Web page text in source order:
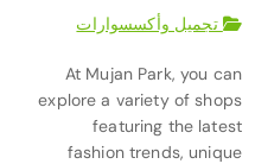
تجميل وأكسسوارات
At Mujan Park, you can
explore a variety of shops
featuring the latest
fashion trends, unique